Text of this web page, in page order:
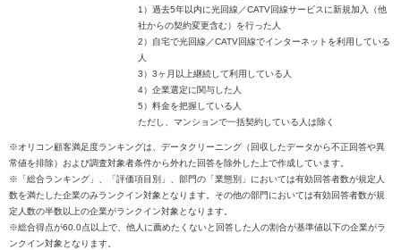
1）過去5年以内に光回線／CATV回線サービスに新規加入（他
社からの契約変更含む）を行った人
2）自宅で光回線／CATV回線でインターネットを利用している
人
3）3ヶ月以上継続して利用している人
4）企業選定に関与した人
5）料金を把握している人
ただし、マンションで一括契約している人は除く
※オリコン顧客満足度ランキングは、データクリーニング（回収したデータから不正回答や異
常値を排除）および調査対象者条件から外れた回答を除外した上で作成しています。
※「総合ランキング」、「評価項目別」、部門の「業態別」においては有効回答者数が規定人
数を満たした企業のみランクイン対象となります。その他の部門においては有効回答者数が規
定人数の半数以上の企業がランクイン対象となります。
※総合得点が60.0点以上で、他人に薦めたくないと回答した人の割合が基準値以下の企業がラ
ンクイン対象となります。